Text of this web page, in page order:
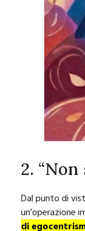
2.
Dal punto di
un’operazione
di